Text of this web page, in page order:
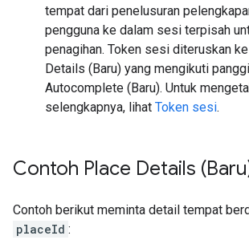
tempat dari penelusuran
pengguna ke dalam sesi terpisah
penagihan. Token sesi diteruskan
Details (Baru) yang mengikuti
Autocomplete (Baru). Untuk
selengkapnya, lihat Token sesi.
Contoh Place Details
Contoh berikut meminta detail tempat
placeId :